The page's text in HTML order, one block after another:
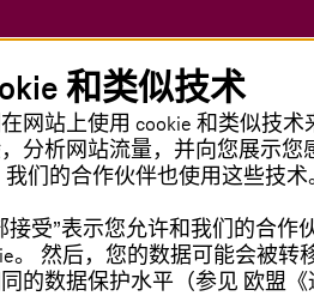
和类似技术
网站上使用 cookie 和类似技
分析网站流量，并向您展示
我们的合作伙伴也使用这些技术
接受”表示您允许和我们的合作
。 然后，您的数据可能会被
的数据保护水平（参见 欧盟《